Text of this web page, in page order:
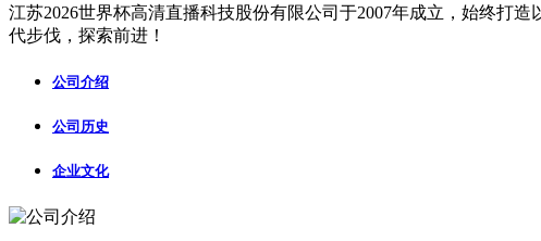
江苏2026世界杯高清直播科技股份有限公司于2007年成立，始终打
代步伐，探索前进！
公司介绍
公司历史
企业文化